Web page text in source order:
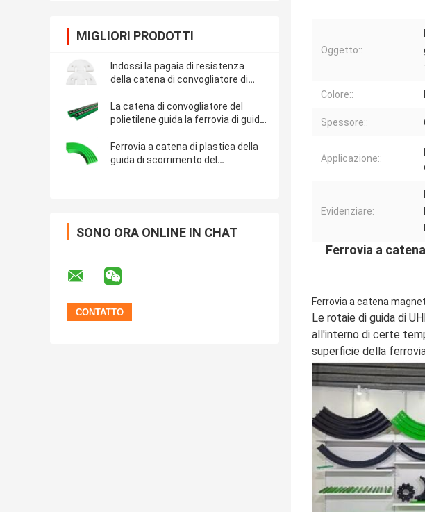
MIGLIORI PRODOTTI
Indossi la pagaia di resistenza
della catena di convogliatore di
per la macchina
La catena di convogliatore del
polietilene guida la ferrovia di guida
UHMWPE
Ferrovia a catena di plastica della
guida di scorrimento del
SONO ORA ONLINE IN CHAT
Oggetto::
Colore::
Spessore::
Applicazione::
Evidenziare:
Ferrovia a
Ferrovia a catena
Le rotaie di guida di
all'interno di certe
superficie della